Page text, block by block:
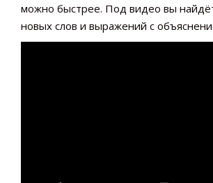
можно быстрее. Под видео вы
новых слов и выражений с